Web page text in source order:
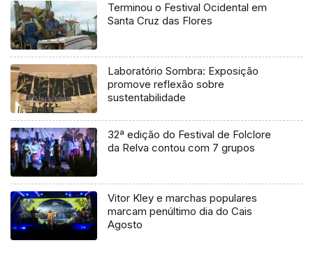
Terminou o Festival Ocidental em
Santa Cruz das Flores
Laboratório Sombra: Exposição
promove reflexão sobre
sustentabilidade
32ª edição do Festival de Folclore
da Relva contou com 7 grupos
Vitor Kley e marchas populares
marcam penúltimo dia do Cais
Agosto